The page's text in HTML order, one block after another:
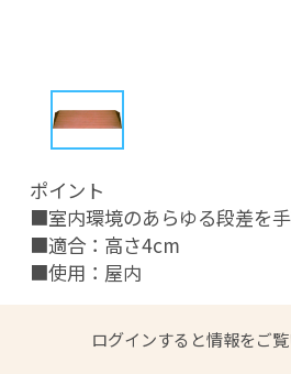
ポイント
■室内環境のあらゆる段差を手
■適合：高さ4cm
■使用：屋内
ログインすると情報をご覧